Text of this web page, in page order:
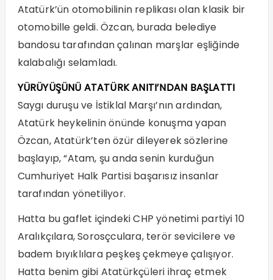
Atatürk’ün otomobilinin replikası olan klasik bir
otomobille geldi. Özcan, burada belediye
bandosu tarafından çalınan marşlar eşliğinde
kalabalığı selamladı.
YÜRÜYÜŞÜNÜ ATATÜRK ANITI’NDAN BAŞLATTI
Saygı duruşu ve İstiklal Marşı’nın ardından,
Atatürk heykelinin önünde konuşma yapan
Özcan, Atatürk’ten özür dileyerek sözlerine
başlayıp, “Atam, şu anda senin kurduğun
Cumhuriyet Halk Partisi başarısız insanlar
tarafından yönetiliyor.
Hatta bu gaflet içindeki CHP yönetimi partiyi 10
Aralıkçılara, Sorosçculara, terör sevicilere ve
badem bıyıklılara peşkeş çekmeye çalışıyor.
Hatta benim gibi Atatürkçüleri ihraç etmek